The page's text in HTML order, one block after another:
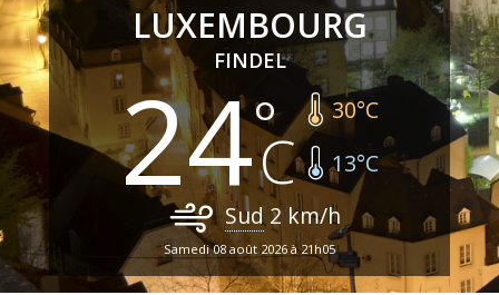
LUXEMBOURG
FINDEL
24 30°C
13°C
Sud 2 km/h
Samedi 08 août 2026 à 21h05